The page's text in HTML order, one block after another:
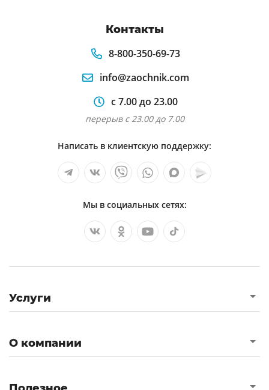
Контакты
8-800-350-69-73
info@zaochnik.com
с 7.00 до 23.00
перерыв с 23.00 до 7.00
Написать в клиентскую поддержку:
Мы в социальных сетях:
Услуги
О компании